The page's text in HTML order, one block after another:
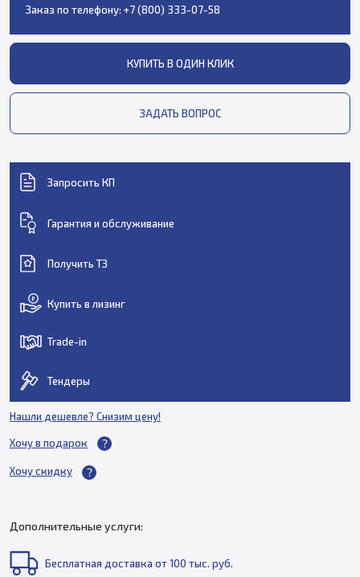
Заказ по телефону: +7 (800) 333-07-58
КУПИТЬ В ОДИН КЛИК
ЗАДАТЬ ВОПРОС
Запросить КП
Гарантия и обслуживание
Получить ТЗ
Купить в лизинг
Trade-in
Тендеры
Нашли дешевле? Снизим цену!
Хочу в подарок
Хочу скидку
Дополнительные услуги:
Бесплатная доставка от 100 тыс. руб.